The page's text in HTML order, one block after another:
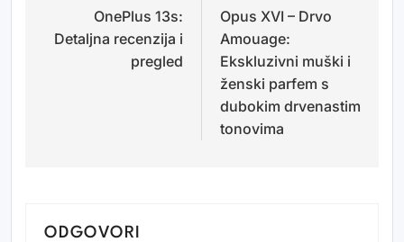
objavaOnePlus 13s:
Detaljna recenzija i
pregled
Opus XVI – Drvo
Amouage:
Ekskluzivni muški i
ženski parfem s
dubokim drvenastim
tonovima
ODGOVORI